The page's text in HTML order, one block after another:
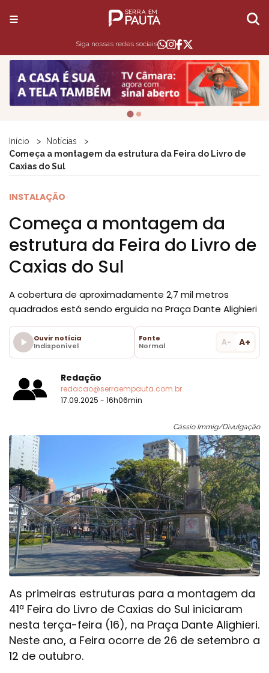
Siga nossas redes sociais
Início
Notícias
Começa a montagem da estrutura da Feira do Livro de
Caxias do Sul
INSTALAÇÃO
Começa a montagem da
estrutura da Feira do Livro de
Caxias do Sul
A cobertura de aproximadamente 2,7 mil metros
quadrados está sendo erguida na Praça Dante Alighieri
Ouvir notícia
Indisponível
Fonte
Normal
A- A+
Redação
redacao@serraempauta.com.br
17.09.2025 - 16h06min
Cássio Immig/Divulgação
As primeiras estruturas para a montagem da
41ª Feira do Livro de Caxias do Sul iniciaram
nesta terça-feira (16), na Praça Dante Alighieri.
Neste ano, a Feira ocorre de 26 de setembro a
12 de outubro.